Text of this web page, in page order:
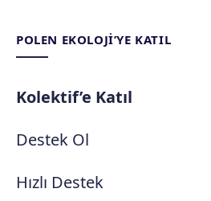
POLEN EKOLOJI’YE KATIL
Kolektif’e Katıl
Destek Ol
Hızlı Destek